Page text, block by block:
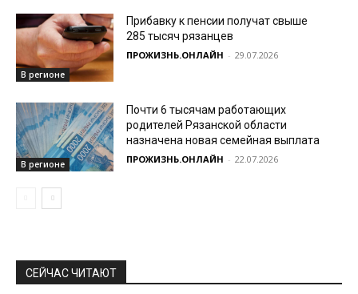
В регионе
Прибавку к пенсии получат свыше
285 тысяч рязанцев
ПРОЖИЗНЬ.ОНЛАЙН - 29.07.2026
В регионе
Почти 6 тысячам работающих
родителей Рязанской области
назначена новая семейная выплата
ПРОЖИЗНЬ.ОНЛАЙН - 22.07.2026
СЕЙЧАС ЧИТАЮТ